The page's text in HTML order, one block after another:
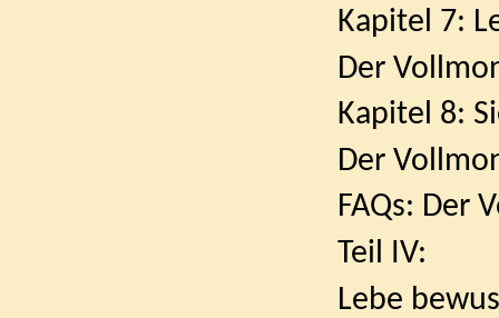
Kapitel 7:
Der
Kapitel 8:
Der
FAQs: Der
Teil IV:
Lebe